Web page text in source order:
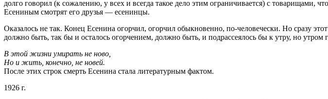
долго говорил (к сожалению, у всех и всегда такое дело этим ограничивается) с товарищами,
Есениным смотрят его друзья — есенинцы.
Оказалось не так. Конец Есенина огорчил, огорчил обыкновенно, по-человечески. Но сразу
должно быть, так бы и осталось огорчением, должно быть, и подрассеялось бы к утру, но утром
В этой жизни умирать не ново,
Но и жить, конечно, не новей.
После этих строк смерть Есенина стала литературным фактом.
1926 г.